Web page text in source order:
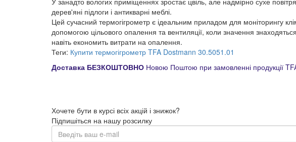
дерев'яні підлоги і антикварні меблі.
Цей сучасний термогігрометр є ідеальним приладом для моніторингу
допомогою цільового опалення та вентиляції, коли значення
навіть економить витрати на опалення.
Теги: Купити термогігрометр TFA Dostmann 30.5051.01
Доставка БЕЗКОШТОВНО Новою Поштою при замовленні продукції
Хочете бути в курсі всіх акцій і знижок?
Підпишіться на нашу розсилку